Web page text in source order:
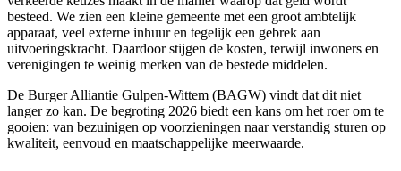
besteed. We zien een kleine gemeente met een groot ambtelijk
apparaat, veel externe inhuur en tegelijk een gebrek aan
uitvoeringskracht. Daardoor stijgen de kosten, terwijl inwoners en
verenigingen te weinig merken van de bestede middelen.
De Burger Alliantie Gulpen-Wittem (BAGW) vindt dat dit niet
langer zo kan. De begroting 2026 biedt een kans om het roer om te
gooien: van bezuinigen op voorzieningen naar verstandig sturen op
kwaliteit, eenvoud en maatschappelijke meerwaarde.